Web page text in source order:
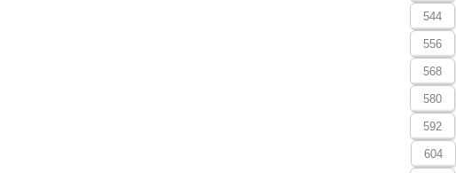
544
556
568
580
592
604